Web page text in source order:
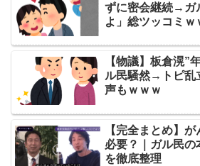
ずに密会継続→ガ
よ」総ツッコミｗ
【物議】板倉滉”
ル民騒然→トピ乱
声もｗｗｗ
【完全まとめ】
必要？｜ガル民
を徹底整理